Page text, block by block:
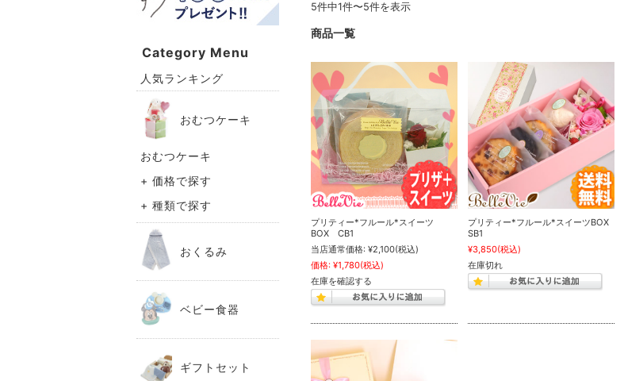
5件中1件〜5件を表示
商品一覧
プリティー*フルール*スイーツ
BOX CB1
当店通常価格: ¥2,100(税込)
価格: ¥1,780(税込)
在庫を確認する
プリティー*フルール*スイーツBOX
SB1
¥3,850(税込)
在庫切れ
Category Menu
人気ランキング
おむつケーキ
おむつケーキ
+ 価格で探す
+ 種類で探す
おくるみ
ベビー食器
ギフトセット